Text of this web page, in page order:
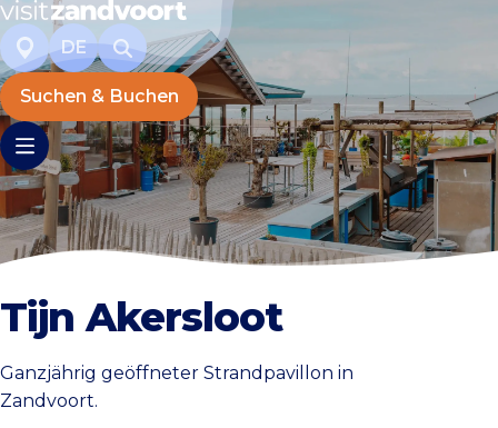
DE
Suchen & Buchen
Tijn Akersloot
Ganzjährig geöffneter Strandpavillon in
Zandvoort.